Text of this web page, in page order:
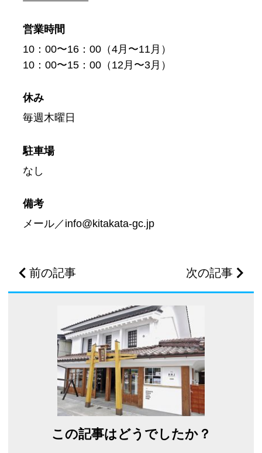
営業時間
10：00〜16：00（4月〜11月）
10：00〜15：00（12月〜3月）
休み
毎週木曜日
駐車場
なし
備考
メール／info@kitakata-gc.jp
前の記事 次の記事
この記事はどうでしたか？